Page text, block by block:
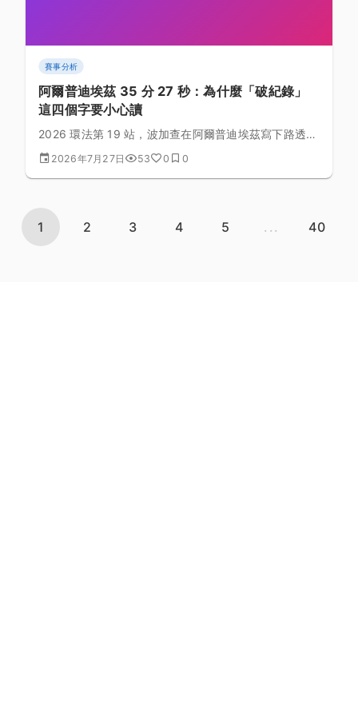
賽事分析
阿爾普迪埃茲 35 分 27 秒：為什麼「破紀錄」
這四個字要小心讀
2026 環法第 19 站，波加查在阿爾普迪埃茲寫下路透社
計時 35 分 27 秒的成績，報導稱比 Pantani 的舊猷快
超過一分鐘。這個數字在歷史脈絡裡代表什麼？又為什
2026年7月27日 53 0 0
1 2 3 4 5 ... 40